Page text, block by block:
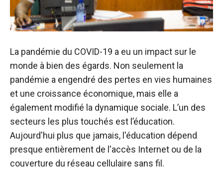
La pandémie du COVID-19 a eu un impact sur le
monde à bien des égards. Non seulement la
pandémie a engendré des pertes en vies humaines
et une croissance économique, mais elle a
également modifié la dynamique sociale. L’un des
secteurs les plus touchés est l’éducation.
Aujourd'hui plus que jamais, l'éducation dépend
presque entièrement de l'accès Internet ou de la
couverture du réseau cellulaire sans fil.